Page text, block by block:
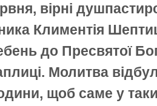
вірні
Климентія
до Пресвятої
Молитва
щоб саме у